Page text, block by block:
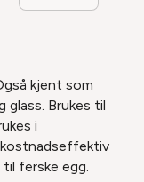
kjent som
glass. Brukes til
i
kostnadseffektiv
ferske egg.